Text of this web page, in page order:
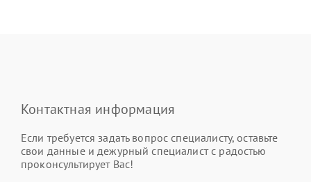
Контактная информация
Если требуется задать вопрос специалисту, оставьте
свои данные и дежурный специалист с радостью
проконсультирует Вас!